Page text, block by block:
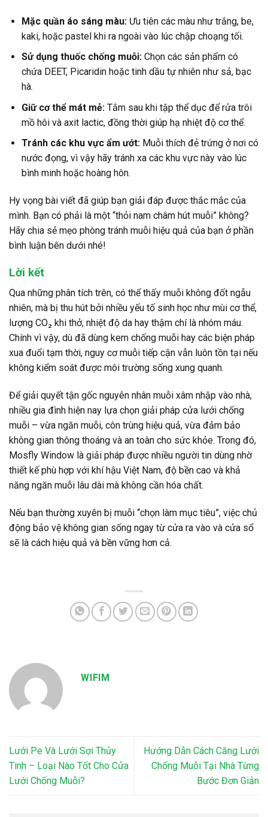
Mặc quần áo sáng màu:Ưu tiên các màu như trắng, be,
kaki, hoặc pastel khi ra ngoài vào lúc chập choạng tối.
Sử dụng thuốc chống muỗi:Chọn các sản phẩm có
chứa DEET, Picaridin hoặc tinh dầu tự nhiên như sả, bạc
hà.
Giữ cơ thể mát mẻ:Tắm sau khi tập thể dục để rửa trôi
mồ hôi và axit lactic, đồng thời giúp hạ nhiệt độ cơ thể.
Tránh các khu vực ẩm ướt:Muỗi thích đẻ trứng ở nơi có
nước đọng, vì vậy hãy tránh xa các khu vực này vào lúc
bình minh hoặc hoàng hôn.
Hy vọng bài viết đã giúp bạn giải đáp được thắc mắc của
mình. Bạn có phải là một “thỏi nam châm hút muỗi” không?
Hãy chia sẻ mẹo phòng tránh muỗi hiệu quả của bạn ở phần
bình luận bên dưới nhé!
Lời kết
Qua những phân tích trên, có thể thấy muỗi không đốt ngẫu
nhiên, mà bị thu hút bởi nhiều yếu tố sinh học như mùi cơ thể,
lượng CO₂ khi thở, nhiệt độ da hay thậm chí là nhóm máu.
Chính vì vậy, dù đã dùng kem chống muỗi hay các biện pháp
xua đuổi tạm thời, nguy cơ muỗi tiếp cận vẫn luôn tồn tại nếu
không kiểm soát được môi trường sống xung quanh.
Để giải quyết tận gốc nguyên nhân muỗi xâm nhập vào nhà,
nhiều gia đình hiện nay lựa chọn giải pháp cửa lưới chống
muỗi – vừa ngăn muỗi, côn trùng hiệu quả, vừa đảm bảo
không gian thông thoáng và an toàn cho sức khỏe. Trong đó,
Mosfly Window là giải pháp được nhiều người tin dùng nhờ
thiết kế phù hợp với khí hậu Việt Nam, độ bền cao và khả
năng ngăn muỗi lâu dài mà không cần hóa chất.
Nếu bạn thường xuyên bị muỗi “chọn làm mục tiêu”, việc chủ
động bảo vệ không gian sống ngay từ cửa ra vào và cửa sổ
sẽ là cách hiệu quả và bền vững hơn cả.
WIFIM
Lưới Pe Và Lưới Sợi Thủy
Tinh – Loại Nào Tốt Cho Cửa
Lưới Chống Muỗi?
Hướng Dẫn Cách Căng Lưới
Chống Muỗi Tại Nhà Từng
Bước Đơn Giản